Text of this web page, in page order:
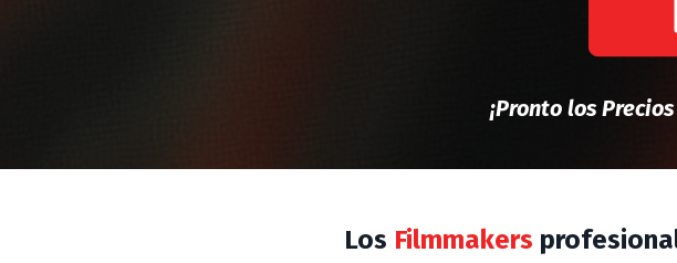
¡Pronto los
Los Filmmakers